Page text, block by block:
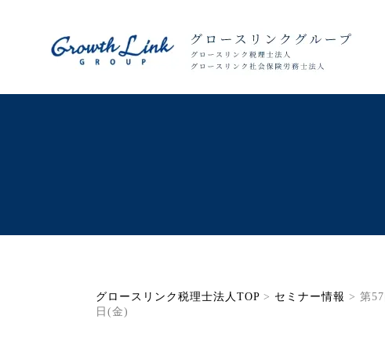
グロースリンク税理士法人TOP > セミナー情報 > 第
日(金)